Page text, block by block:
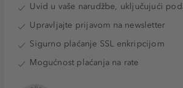
Uvid u vaše narudžbe, uključujući
Upravljajte prijavom na newsletter
Sigurno plaćanje SSL enkripcijom
Mogućnost plaćanja na rate